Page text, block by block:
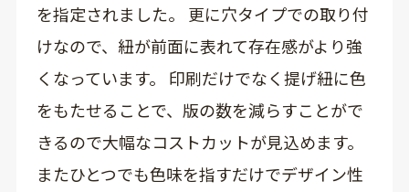
を指定されました。 更に穴タイプでの取り付
けなので、紐が前面に表れて存在感がより強
くなっています。 印刷だけでなく提げ紐に色
をもたせることで、版の数を減らすことがで
きるので大幅なコストカットが見込めます。
またひとつでも色味を指すだけでデザイン性